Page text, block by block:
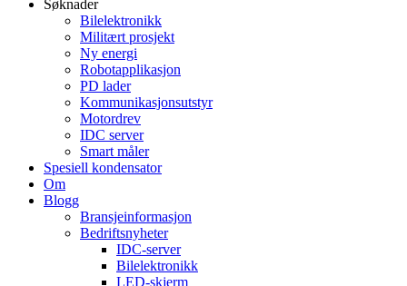
Søknader
Bilelektronikk
Militært prosjekt
Ny energi
Robotapplikasjon
PD lader
Kommunikasjonsutstyr
Motordrev
IDC server
Smart måler
Spesiell kondensator
Om
Blogg
Bransjeinformasjon
Bedriftsnyheter
IDC-server
Bilelektronikk
LED-skjerm